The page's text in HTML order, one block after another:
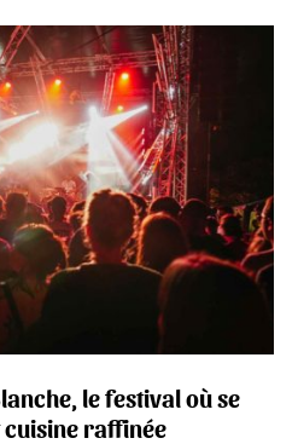
le festival où se
cuisine raffinée